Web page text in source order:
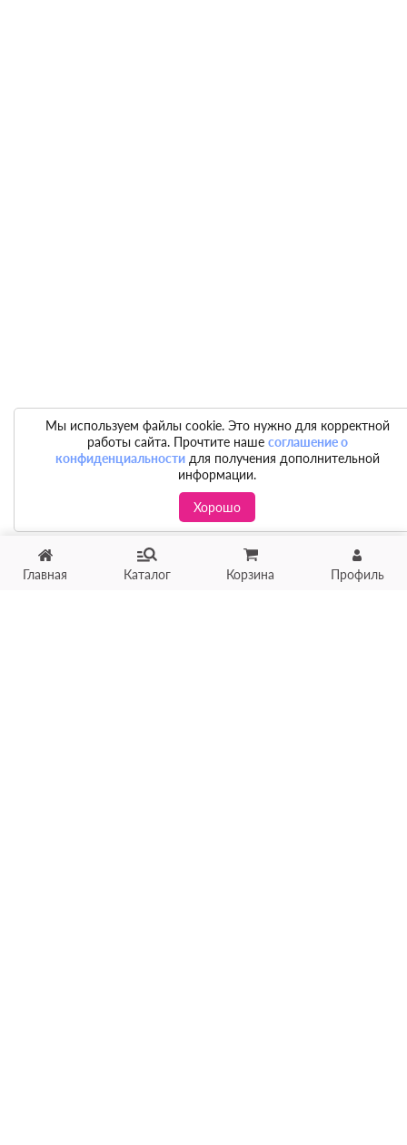
Главная Каталог Корзина Профиль
Мы используем файлы cookie. Это нужно для корректной
работы сайта. Прочтите наше соглашение о
конфиденциальностидля получения дополнительной
информации.
Хорошо